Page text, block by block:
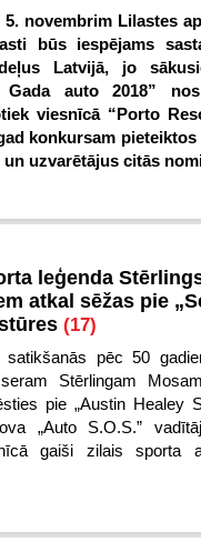
5. novembrim Lilastes
būs iespējams
Latvijā, jo
Gada auto 2018”
viesnīcā “Porto
konkursam
uzvarētājus citās
leģenda
atkal sēžas pie
(17)
satikšanās pēc 50
Stērlingam
pie „Austin Healey
„Auto S.O.S.”
gaiši zilais sporta